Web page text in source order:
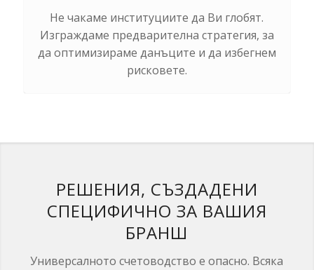
Не чакаме институциите да Ви глобят.
Изграждаме предварителна стратегия, за
да оптимизираме данъците и да избегнем
рисковете.
РЕШЕНИЯ, СЪЗДАДЕНИ
СПЕЦИФИЧНО ЗА ВАШИЯ
БРАНШ
Универсалното счетоводство е опасно. Всяка